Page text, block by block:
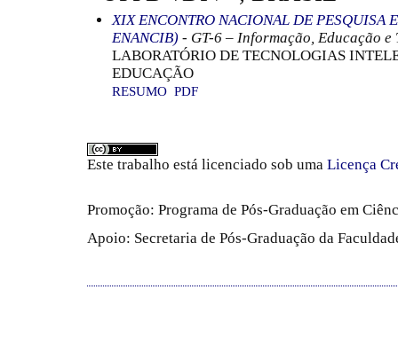
XIX ENCONTRO NACIONAL DE PESQUISA
ENANCIB) - GT-6 – Informação, Educação
LABORATÓRIO DE TECNOLOGIAS
EDUCAÇÃO
RESUMO PDF
Este trabalho está licenciado sob uma Licença
Promoção: Programa de Pós-Graduação em
Apoio: Secretaria de Pós-Graduação da